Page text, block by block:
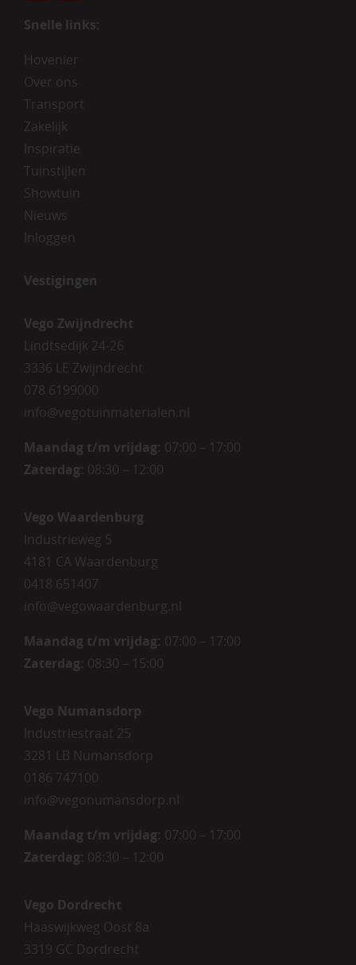
Snelle links:
Hovenier
Over ons
Transport
Zakelijk
Inspiratie
Tuinstijlen
Showtuin
Nieuws
Inloggen
Vestigingen
Vego Zwijndrecht
Lindtsedijk 24-26
3336 LE Zwijndrecht
078 6199000
info@vegotuinmaterialen.nl
Maandag t/m vrijdag: 07:00 – 17:00
Zaterdag: 08:30 – 12:00
Vego Waardenburg
Industrieweg 5
4181 CA Waardenburg
0418 651407
info@vegowaardenburg.nl
Maandag t/m vrijdag: 07:00 – 17:00
Zaterdag: 08:30 – 15:00
Vego Numansdorp
Industriestraat 25
3281 LB Numansdorp
0186 747100
info@vegonumansdorp.nl
Maandag t/m vrijdag: 07:00 – 17:00
Zaterdag: 08:30 – 12:00
Vego Dordrecht
Haaswijkweg Oost 8a
3319 GC Dordrecht